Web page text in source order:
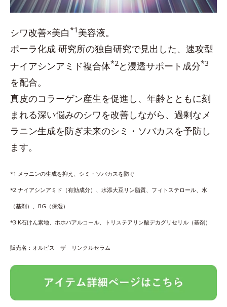
シワ改善×美白*1 美容液。
ポーラ化成 研究所の独自研究で見出した、速攻型
ナイアシンアミド複合体*2 と浸透サポート成分*3
を配合。
真皮のコラーゲン産生を促進し、年齢とともに刻
まれる深い悩みのシワを改善しながら、過剰なメ
ラニン生成を防ぎ未来のシミ・ソバカスを予防し
ます。
*1 メラニンの生成を抑え、シミ・ソバカスを防ぐ
*2 ナイアシンアミド（有効成分）、水添大豆リン脂質、フィトステロール、水
（基剤）、BG（保湿）
*3 K石けん素地、ホホバアルコール、トリステアリン酸デカグリセリル（基剤）
販売名：オルビス ザ リンクルセラム